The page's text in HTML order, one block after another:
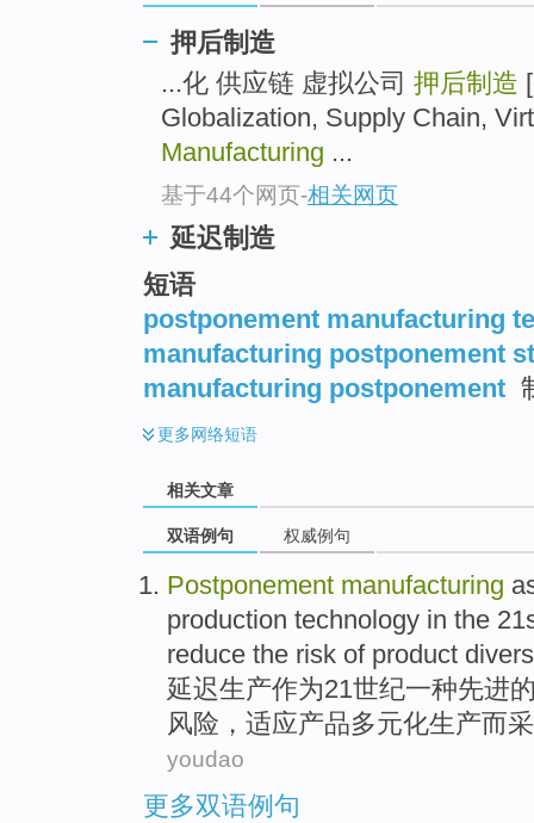
押后制造
...化 供应链 虚拟公司 押后制造
Globalization, Supply Chain,
Manufacturing ...
基于44个网页-相关网页
延迟制造
短语
postponement manufacturing
manufacturing postponement
manufacturing postponement
更多网络短语
相关文章
双语例句 权威例句
Postponement manufacturing
production technology in the
reduce the risk of product
延迟生产作为21世纪一种先进
风险 ，适应产品多元化生产而
youdao
更多双语例句